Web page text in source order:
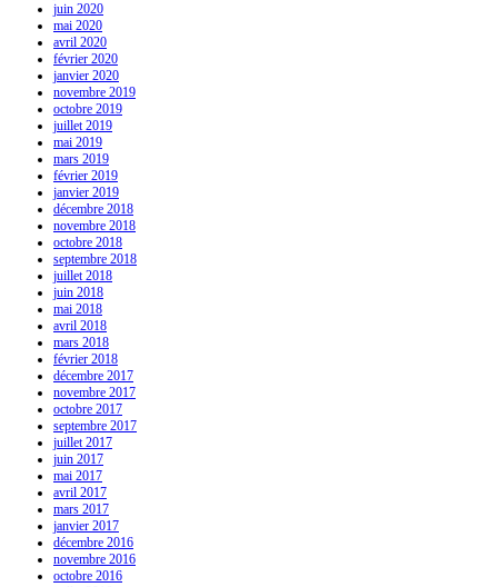
juin 2020
mai 2020
avril 2020
février 2020
janvier 2020
novembre 2019
octobre 2019
juillet 2019
mai 2019
mars 2019
février 2019
janvier 2019
décembre 2018
novembre 2018
octobre 2018
septembre 2018
juillet 2018
juin 2018
mai 2018
avril 2018
mars 2018
février 2018
décembre 2017
novembre 2017
octobre 2017
septembre 2017
juillet 2017
juin 2017
mai 2017
avril 2017
mars 2017
janvier 2017
décembre 2016
novembre 2016
octobre 2016